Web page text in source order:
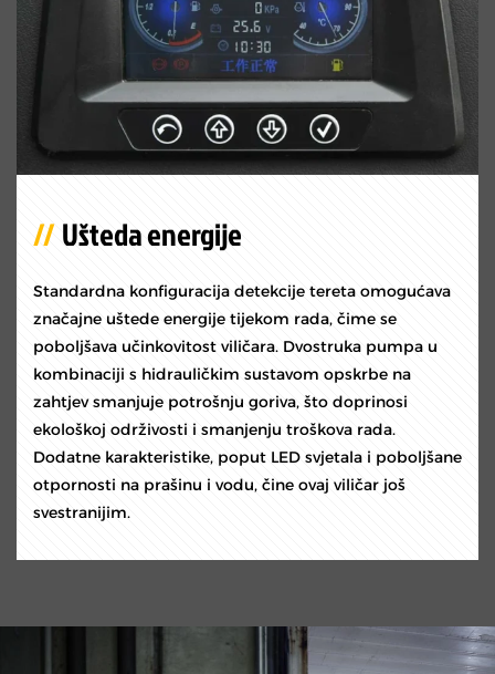
Ušteda energije
Standardna konfiguracija detekcije tereta omogućava
značajne uštede energije tijekom rada, čime se
poboljšava učinkovitost viličara. Dvostruka pumpa u
kombinaciji s hidrauličkim sustavom opskrbe na
zahtjev smanjuje potrošnju goriva, što doprinosi
ekološkoj održivosti i smanjenju troškova rada.
Dodatne karakteristike, poput LED svjetala i poboljšane
otpornosti na prašinu i vodu, čine ovaj viličar još
svestranijim.